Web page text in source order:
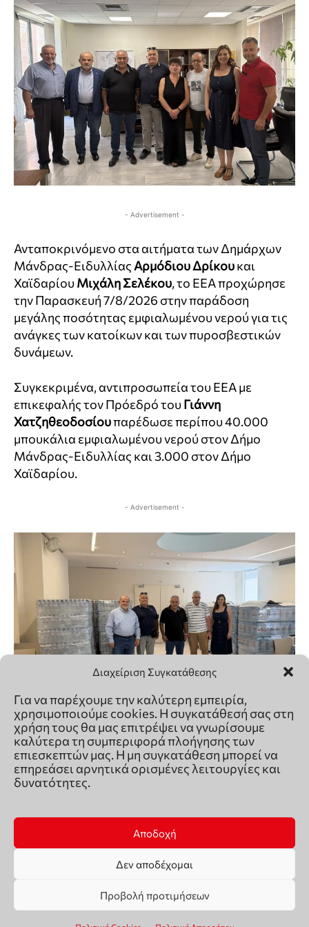
Διαχείριση Συγκατάθεσης
Για να παρέχουμε την καλύτερη εμπειρία,
χρησιμοποιούμε cookies. Η συγκατάθεσή σας στη
χρήση τους θα μας επιτρέψει να γνωρίσουμε
καλύτερα τη συμπεριφορά πλοήγησης των
επιεσκεπτών μας. Η μη συγκατάθεση μπορεί να
επηρεάσει αρνητικά ορισμένες λειτουργίες και
δυνατότητες.
Αποδοχή
Δεν αποδέχομαι
Προβολή προτιμήσεων